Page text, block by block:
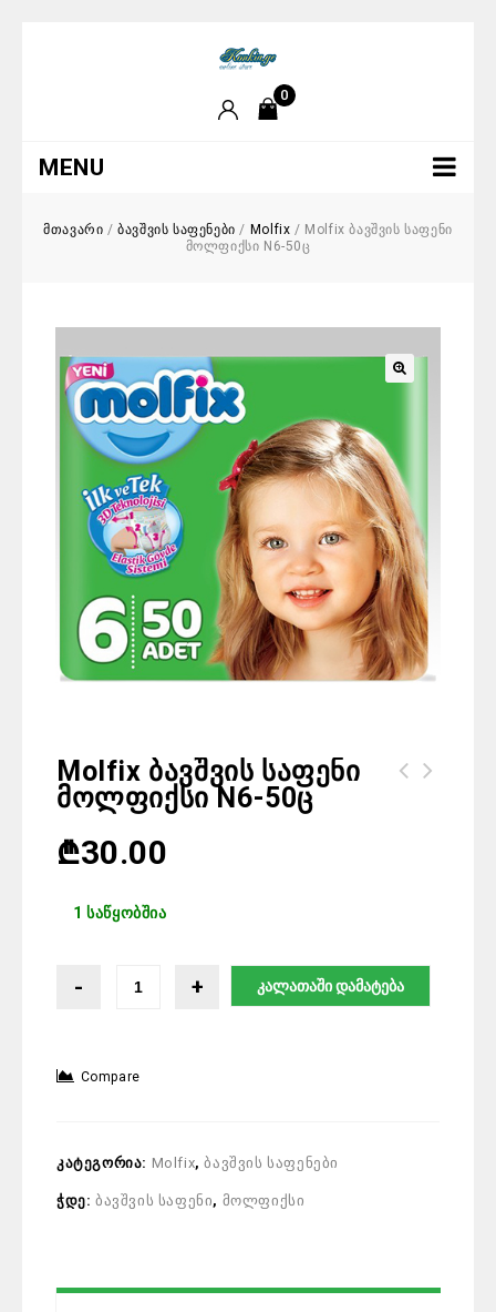
0
MENU
მთავარი /ბავშვის საფენები / Molfix / Molfix ბავშვის საფენი
მოლფიქსი N6-50ც
Molfix Ბავშვის Საფენი
Მოლფიქსი N6-50ც
₾30.00
1 საწყობშია
კალათაში დამატება
Compare
კატეგორია: Molfix,ბავშვის საფენები
ჭდე: ბავშვის საფენი, მოლფიქსი